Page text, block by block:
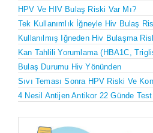
HPV Ve HIV Bulaş Riski Var Mı?
Tek Kullanımlık İğneyle Hiv Bulaş
Kullanılmış Iğneden Hiv Bulaşma
Kan Tahlili Yorumlama (HBA1C,
Bulaş Durumu Hiv Yönünden
Sıvı Teması Sonra HPV Riski Ve
4 Nesil Antijen Antikor 22 Günde